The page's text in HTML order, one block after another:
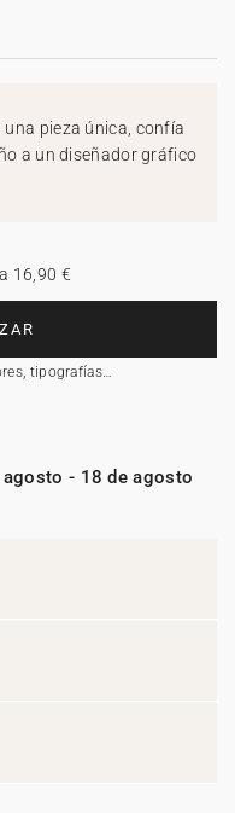
una pieza única, confía
a un diseñador gráfico
tipografías…
16,90 €
agosto - 18 de agosto